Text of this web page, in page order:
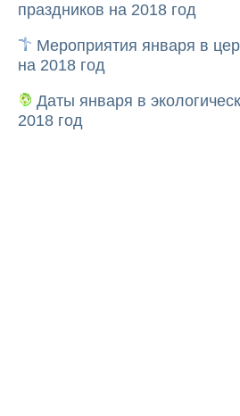
праздников на 2018 год
Мероприятия января в
на 2018 год
Даты января в
2018 год